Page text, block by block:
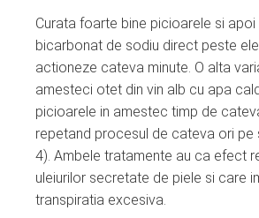
Curata foarte bine picioarele si apoi
bicarbonat de sodiu direct peste
actioneze cateva minute. O alta
amesteci otet din vin alb cu apa
picioarele in amestec timp de
repetand procesul de cateva ori pe
4). Ambele tratamente au ca efect
uleiurilor secretate de piele si care
transpiratia excesiva.